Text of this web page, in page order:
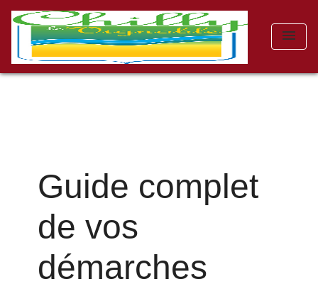
menu
Guide complet
de vos
démarches